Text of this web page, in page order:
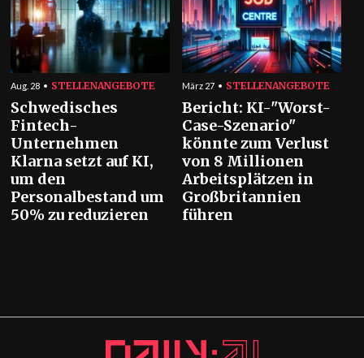
Aug. 28 STELLENANGEBOTE
Schwedisches
Fintech-
Unternehmen
Klarna setzt auf KI,
um den
Personalbestand um
50% zu reduzieren
März 27 STELLENANGEBOTE
Bericht: KI-"Worst-
Case-Szenario"
könnte zum Verlust
von 8 Millionen
Arbeitsplätzen in
Großbritannien
führen